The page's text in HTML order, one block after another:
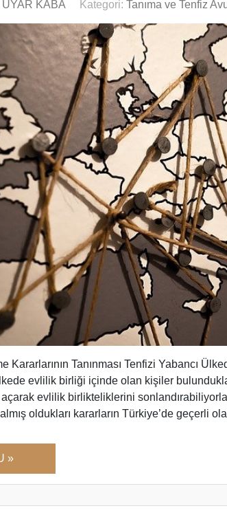
UYAR KABA Kategori: Tanıma ve Tenfiz
Kararlarının Tanınması Tenfizi Yabancı
evlilik birliği içinde olan kişiler
açarak evlilik birlikteliklerini
oldukları kararların Türkiye’de geçerli
»